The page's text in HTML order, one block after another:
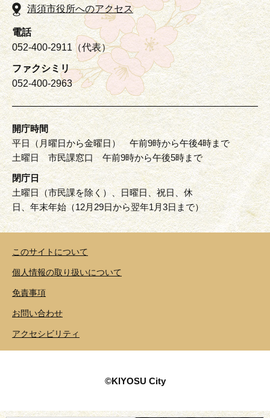
清須市役所へのアクセス
電話
052-400-2911（代表）
ファクシミリ
052-400-2963
開庁時間
平日（月曜日から金曜日） 午前9時から午後4時まで
土曜日 市民課窓口 午前9時から午後5時まで
閉庁日
土曜日（市民課を除く）、日曜日、祝日、休
日、年末年始（12月29日から翌年1月3日まで）
このサイトについて
個人情報の取り扱いについて
免責事項
お問い合わせ
アクセシビリティ
©KIYOSU City